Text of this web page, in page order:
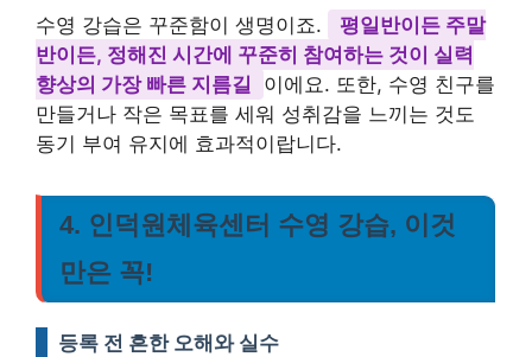
수영 강습은 꾸준함이 생명이죠.
평일반이든 주말
반이든, 정해진 시간에 꾸준히 참여하는 것이 실력
향상의 가장 빠른 지름길
이에요. 또한, 수영 친구를
만들거나 작은 목표를 세워 성취감을 느끼는 것도
동기 부여 유지에 효과적이랍니다.
4. 인덕원체육센터 수영 강습, 이것
만은 꼭!
등록 전 흔한 오해와 실수